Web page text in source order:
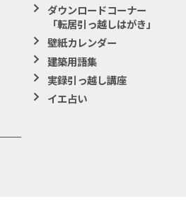
ダウンロードコーナー
「転居引っ越しはがき」
壁紙カレンダー
建築用語集
実録引っ越し講座
イエ占い